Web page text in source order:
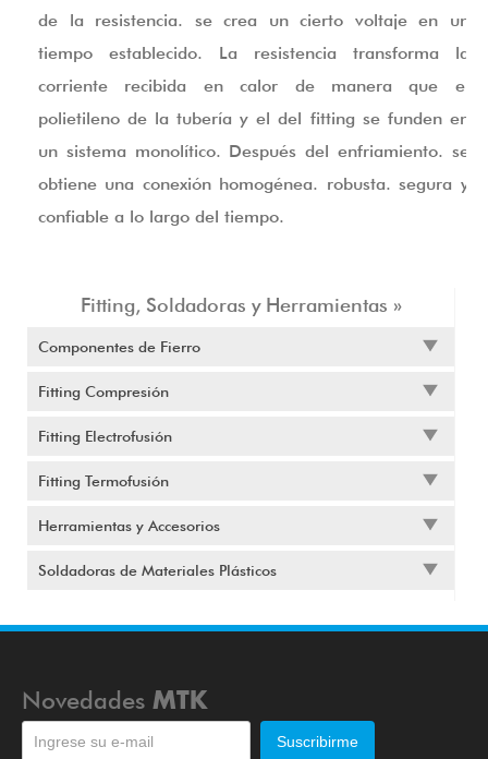
Fitting, Soldadoras y Herramientas »
Componentes de Fierro
Fitting Compresión
Fitting Electrofusión
Fitting Termofusión
Herramientas y Accesorios
Soldadoras de Materiales Plásticos
de la resistencia. se crea un cierto voltaje en un
tiempo establecido. La resistencia transforma la
corriente recibida en calor de manera que el
polietileno de la tubería y el del fitting se funden en
un sistema monolítico. Después del enfriamiento. se
obtiene una conexión homogénea. robusta. segura y
confiable a lo largo del tiempo.
Novedades MTK